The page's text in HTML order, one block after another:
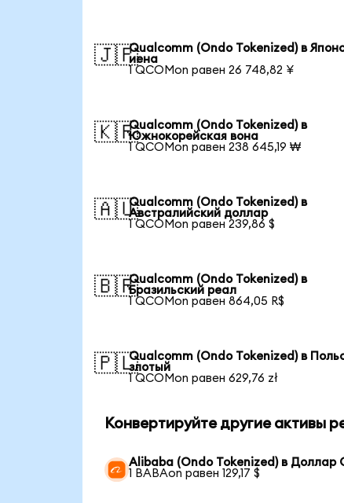
🇯🇵Qualcomm (Ondo Tokenized) в
иена
1 QCOMon равен 26 748,82 ¥
🇰🇷Qualcomm (Ondo Tokenized) в
Южнокорейская вона
1 QCOMon равен 238 645,19 ₩
🇦🇺Qualcomm (Ondo Tokenized) в
Австралийский доллар
1 QCOMon равен 239,86 $
🇧🇷Qualcomm (Ondo Tokenized) в
Бразильский реал
1 QCOMon равен 864,05 R$
🇵🇱Qualcomm (Ondo Tokenized) в
злотый
1 QCOMon равен 629,76 zł
Конвертируйте другие активы
Alibaba (Ondo Tokenized) в
1 BABAon равен 129,17 $